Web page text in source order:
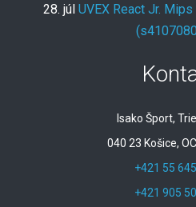
28. júl UVEX React Jr.
Isako Šport,
040 23 Košice,
+421 55
+421 905